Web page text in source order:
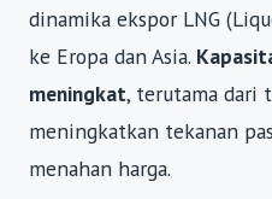
dinamika ekspor LNG
ke Eropa dan Asia.
meningkat, terutama dari
meningkatkan tekanan
menahan harga.